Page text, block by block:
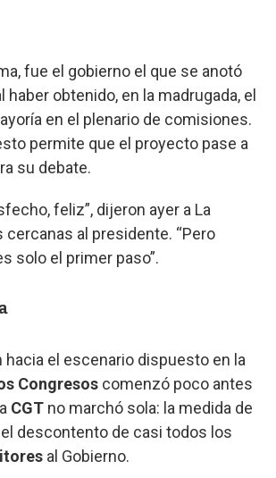
fue el gobierno el que se anotó
haber obtenido, en la madrugada, el
en el plenario de comisiones.
permite que el proyecto pase a
su debate.
feliz”, dijeron ayer a La
al presidente. “Pero
solo el primer paso”.
hacia el escenario dispuesto en la
Congresos comenzó poco antes
CGT no marchó sola: la medida de
descontento de casi todos los
al Gobierno.